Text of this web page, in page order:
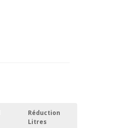
Réduction
Litres